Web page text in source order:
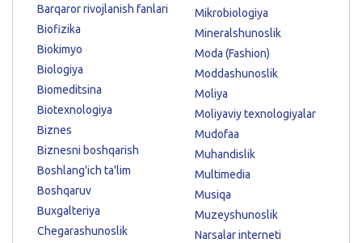
Barqaror rivojlanish fanlari
Biofizika
Biokimyo
Biologiya
Biomeditsina
Biotexnologiya
Biznes
Biznesni boshqarish
Boshlang'ich ta'lim
Boshqaruv
Buxgalteriya
Chegarashunoslik
Mikrobiologiya
Mineralshunoslik
Moda (Fashion)
Moddashunoslik
Moliya
Moliyaviy texnologiyalar
Mudofaa
Muhandislik
Multimedia
Musiqa
Muzeyshunoslik
Narsalar interneti